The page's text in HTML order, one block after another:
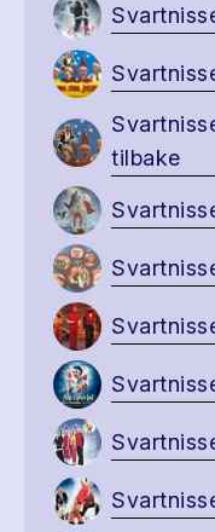
tilbake